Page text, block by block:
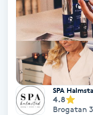
Permanent
Permanent
Permanent
Personal shopper
SPA
4.8
Brogatan 3